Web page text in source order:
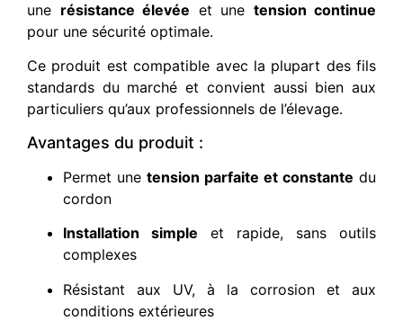
une résistance élevée et une tension continue
pour une sécurité optimale.
Ce produit est compatible avec la plupart des fils
standards du marché et convient aussi bien aux
particuliers qu’aux professionnels de l’élevage.
Avantages du produit :
Permet une tension parfaite et constante du
cordon
Installation simple et rapide, sans outils
complexes
Résistant aux UV, à la corrosion et aux
conditions extérieures